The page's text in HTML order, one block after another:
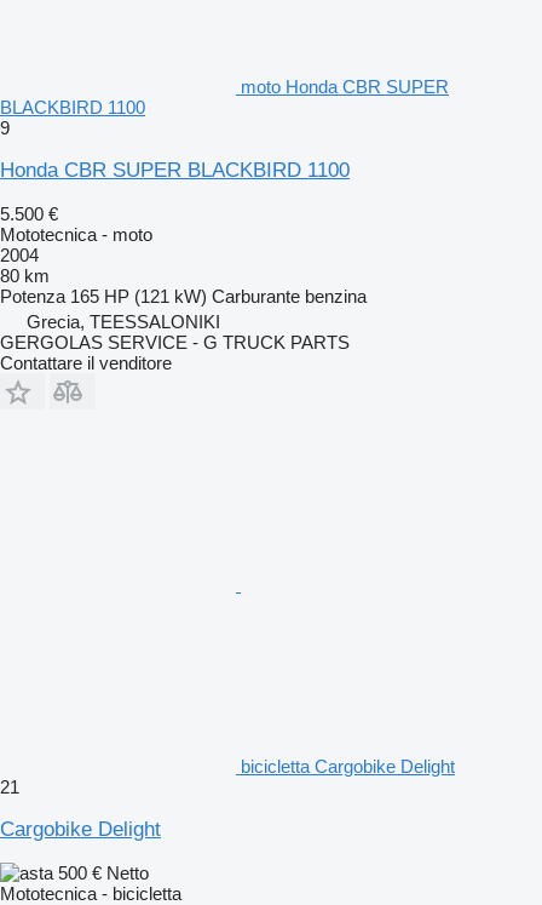
moto Honda CBR SUPER
BLACKBIRD 1100
9
Honda CBR SUPER BLACKBIRD 1100
5.500 €
Mototecnica - moto
2004
80 km
Potenza 165 HP (121 kW) Carburante benzina
Grecia, TEESSALONIKI
GERGOLAS SERVICE - G TRUCK PARTS
Contattare il venditore
bicicletta Cargobike Delight
21
Cargobike Delight
500 € Netto
Mototecnica - bicicletta